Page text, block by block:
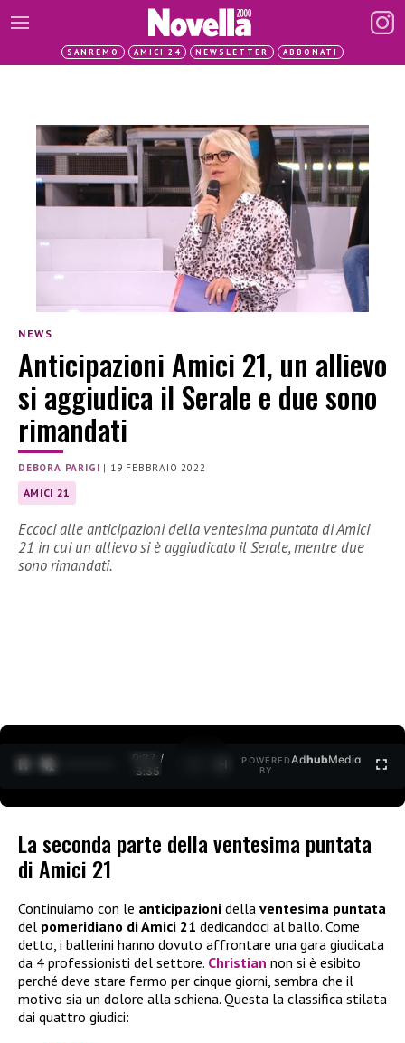
SANREMO AMICI 24 NEWSLETTER ABBONATI
NEWS
Anticipazioni Amici 21, un allievo
si aggiudica il Serale e due sono
rimandati
DEBORA PARIGI | 19 FEBBRAIO 2022
AMICI 21
Eccoci alle anticipazioni della ventesima puntata di Amici
21 in cui un allievo si è aggiudicato il Serale, mentre due
sono rimandati.
0:27 /
3:35
POWERED
BY
AdhubMedia
La seconda parte della ventesima puntata
di Amici 21
Continuiamo con le anticipazioni della ventesima puntata
del pomeridiano di Amici 21 dedicandoci al ballo. Come
detto, i ballerini hanno dovuto affrontare una gara giudicata
da 4 professionisti del settore. Christian non si è esibito
perché deve stare fermo per cinque giorni, sembra che il
motivo sia un dolore alla schiena. Questa la classifica stilata
dai quattro giudici: